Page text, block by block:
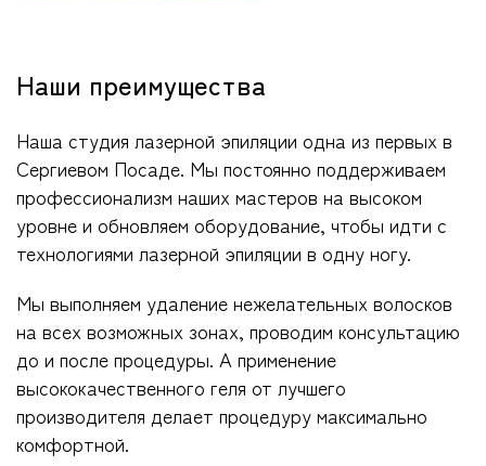
Наши преимущества
Наша студия лазерной эпиляции одна из первых в
Сергиевом Посаде. Мы постоянно поддерживаем
профессионализм наших мастеров на высоком
уровне и обновляем оборудование, чтобы идти с
технологиями лазерной эпиляции в одну ногу.
Мы выполняем удаление нежелательных волосков
на всех возможных зонах, проводим консультацию
до и после процедуры. А применение
высококачественного геля от лучшего
производителя делает процедуру максимально
комфортной.